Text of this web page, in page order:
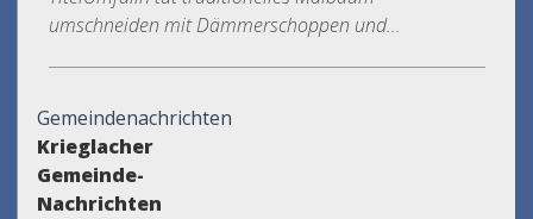
umschneiden mit Dämmerschoppen und...
Gemeindenachrichten
Krieglacher
Gemeinde-
Nachrichten